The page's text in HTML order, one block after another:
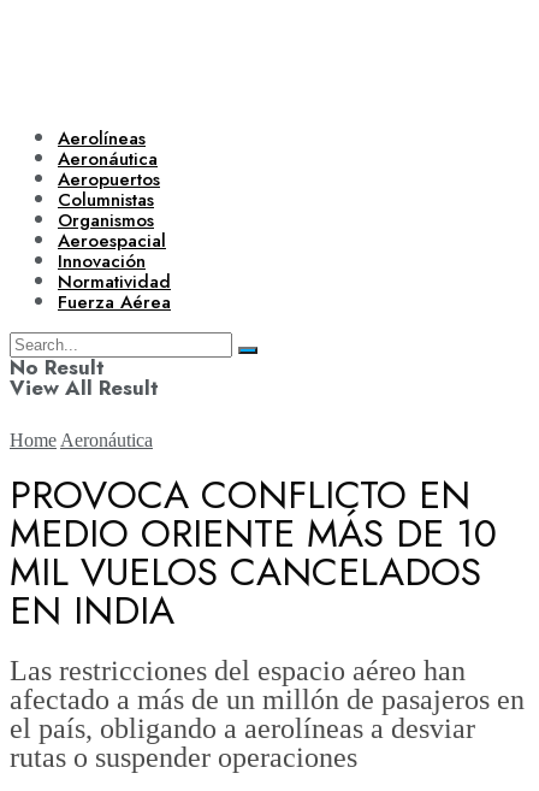
Aerolíneas
Aeronáutica
Aeropuertos
Columnistas
Organismos
Aeroespacial
Innovación
Normatividad
Fuerza Aérea
No Result
View All Result
Aerolíneas
Aeronáutica
Aeropuertos
Home Aeronáutica
PROVOCA CONFLICTO EN
MEDIO ORIENTE MÁS DE 10
MIL VUELOS CANCELADOS
EN INDIA
Las restricciones del espacio aéreo han
afectado a más de un millón de pasajeros en
el país, obligando a aerolíneas a desviar
rutas o suspender operaciones